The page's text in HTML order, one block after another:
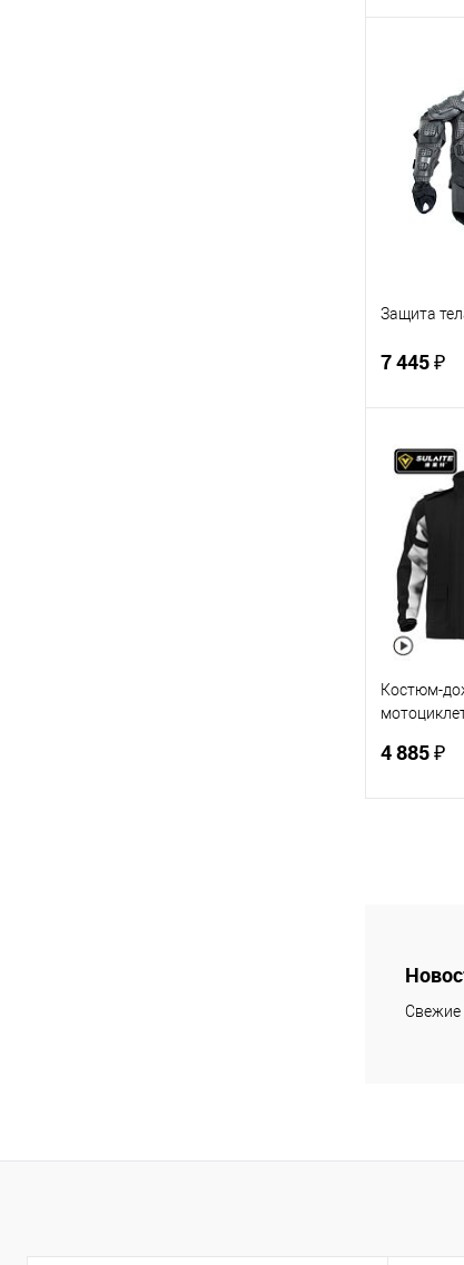
Купить
В
Защита
7 445 ₽
Купить
В
Костюм-
4 885 ₽
Свежие